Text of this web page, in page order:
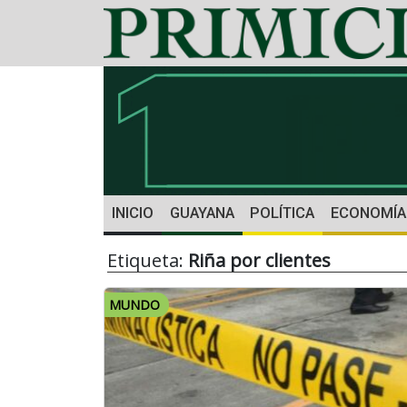
INICIO GUAYANA POLÍTICA ECONOMÍA
Etiqueta: Riña por clientes
MUNDO